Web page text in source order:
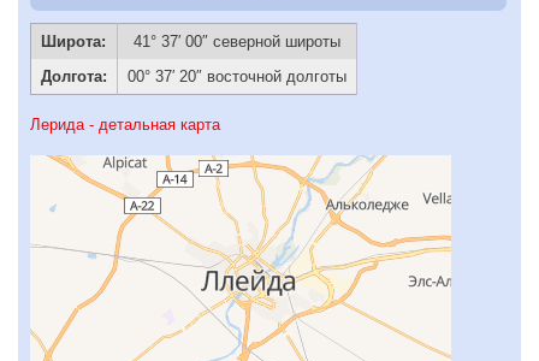
Широта:
41° 37′ 00″ северной широты
Долгота:
00° 37′ 20″ восточной долготы
Лерида - детальная карта